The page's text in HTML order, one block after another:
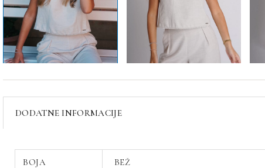
DODATNE INFORMACIJE
BOJA BEŽ